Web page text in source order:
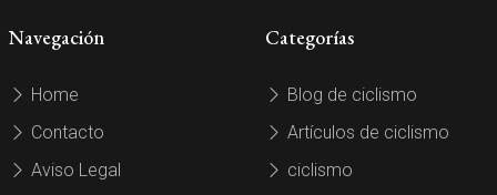
Navegación
Home
Contacto
Aviso Legal
Categorías
Blog de ciclismo
Artículos de ciclismo
ciclismo